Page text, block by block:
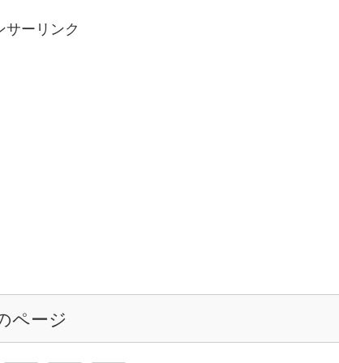
サーリンク
ページ